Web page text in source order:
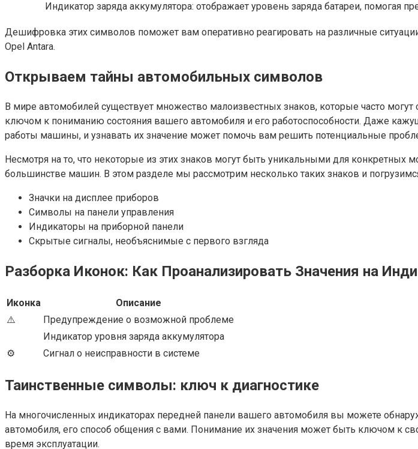
Индикатор заряда аккумулятора: отображает уровень заряда батареи, помогая
Дешифровка этих символов поможет вам оперативно реагировать на различные
Opel Antara.
Открываем тайны автомобильных символов
В мире автомобилей существует множество малоизвестных знаков, которые часто
ключом к пониманию состояния вашего автомобиля и его работоспособности. Даже
работы машины, и узнавать их значение может помочь вам решить потенциальные
Несмотря на то, что некоторые из этих знаков могут быть уникальными для
большинстве машин. В этом разделе мы рассмотрим несколько таких знаков и
Значки на дисплее приборов
Символы на панели управления
Индикаторы на приборной панели
Скрытые сигналы, необъяснимые с первого взгляда
Разборка Иконок: Как Проанализировать Значения на
Иконка
Описание
⚠️
Предупреждение о возможной проблеме
Индикатор уровня заряда аккумулятора
⚙️
Сигнал о неисправности в системе
Таинственные символы: ключ к диагностике
На многочисленных индикаторах передней панели вашего автомобиля вы можете
автомобиля, его способ общения с вами. Понимание их значения может быть ключом к
время эксплуатации.